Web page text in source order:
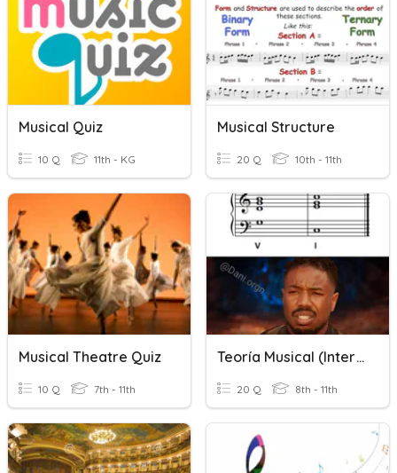
Musical Quiz
10 Q 11th - KG
Musical Structure
20 Q 10th - 11th
Musical Theatre Quiz
10 Q 7th - 11th
Teoría Musical (Intervalos)
20 Q 8th - 11th